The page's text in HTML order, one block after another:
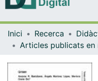
Inici Recerca